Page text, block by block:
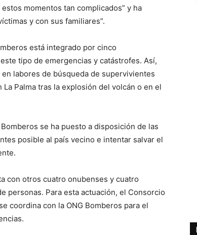
momentos tan complicados” y ha
y con sus familiares”.
está integrado por cinco
tipo de emergencias y catástrofes. Así,
labores de búsqueda de supervivientes
Palma tras la explosión del volcán o en el
se ha puesto a disposición de las
posible al país vecino e intentar salvar el
con otros cuatro onubenses y cuatro
personas. Para esta actuación, el Consorcio
coordina con la ONG Bomberos para el